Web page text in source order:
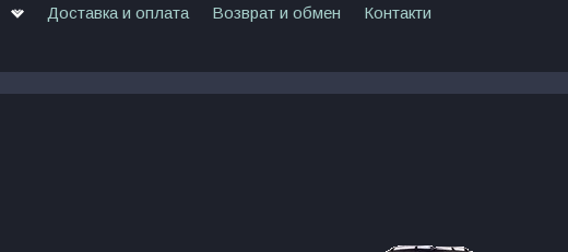
Доставка и оплата Возврат и обмен Контакти